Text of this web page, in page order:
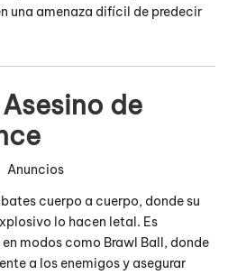
una amenaza difícil de predecir
de
Anuncios
cuerpo a cuerpo, donde su
lo hacen letal. Es
modos como Brawl Ball, donde
a los enemigos y asegurar